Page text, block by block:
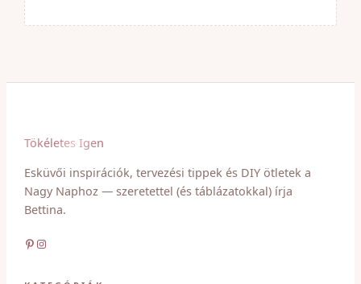
Tökéletes Igen
Esküvői inspirációk, tervezési tippek és DIY ötletek a
Nagy Naphoz — szeretettel (és táblázatokkal) írja
Bettina.
Pinterest Instagram